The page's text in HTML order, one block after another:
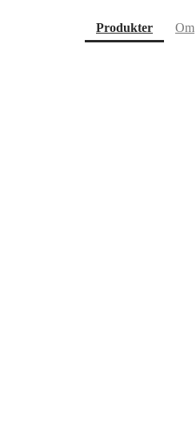
Produkter(current)
Om